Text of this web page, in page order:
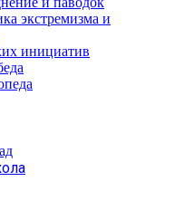
экстремизма и
инициатив